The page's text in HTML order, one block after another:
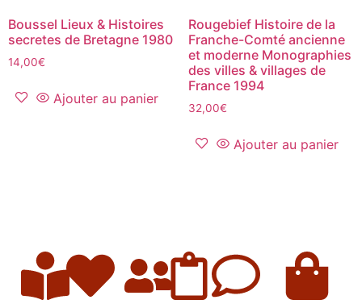
Boussel Lieux & Histoires
secretes de Bretagne 1980
14,00€
Ajouter au panier
Rougebief Histoire de la
Franche-Comté ancienne
et moderne Monographies
des villes & villages de
France 1994
32,00€
Ajouter au panier